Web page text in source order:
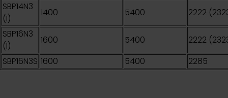
SBP14N3
(I)
1400 5400
2222
SBP16N3
(I)
1600 5400
2222
SBP16N3S 1600 5400 2285